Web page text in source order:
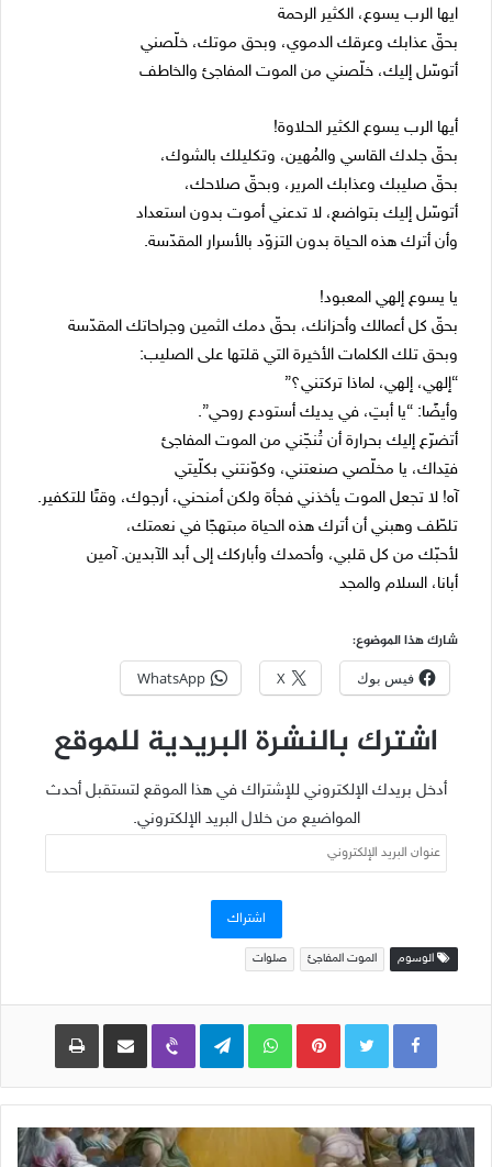
ايها الرب يسوع، الكثير الرحمة
بحقّ عذابك وعرقك الدموي، وبحق موتك، خلّصني
أتوسّل إليك، خلّصني من الموت المفاجئ والخاطف
أيها الرب يسوع الكثير الحلاوة!
بحقّ جلدك القاسي والمُهين، وتكليلك بالشوك،
بحقّ صليبك وعذابك المرير، وبحقّ صلاحك،
أتوسّل إليك بتواضع، لا تدعني أموت بدون استعداد
وأن أترك هذه الحياة بدون التزوّد بالأسرار المقدّسة.
يا يسوع إلهي المعبود!
بحقّ كل أعمالك وأحزانك، بحقّ دمك الثمين وجراحاتك المقدّسة
وبحق تلك الكلمات الأخيرة التي قلتها على الصليب:
“إلهي، إلهي، لماذا تركتني؟”
وأيضًا: “يا أبتِ، في يديك أستودع روحي”.
أتضرّع إليك بحرارة أن تُنجّني من الموت المفاجئ
فيَداك، يا مخلّصي صنعتني، وكوّنتني بكلّيتي
آه! لا تجعل الموت يأخذني فجأة ولكن أمنحني، أرجوك، وقتًا للتكفير.
تلطّف وهبني أن أترك هذه الحياة مبتهجًا في نعمتك،
لأحبّك من كل قلبي، وأحمدك وأباركك إلى أبد الآبدين. آمين
أبانا، السلام والمجد
شارك هذا الموضوع:
فيس بوك X
WhatsApp
اشترك بالنشرة البريدية للموقع
أدخل بريدك الإلكتروني للإشتراك في هذا الموقع لتستقبل أحدث
المواضيع من خلال البريد الإلكتروني.
عنوان
البريد
اشتراك
الوسوم الموت المفاجئ صلوات
Pinterest
WhatsApp
Telegram
Viber مشاركة عبر البريد طباعة